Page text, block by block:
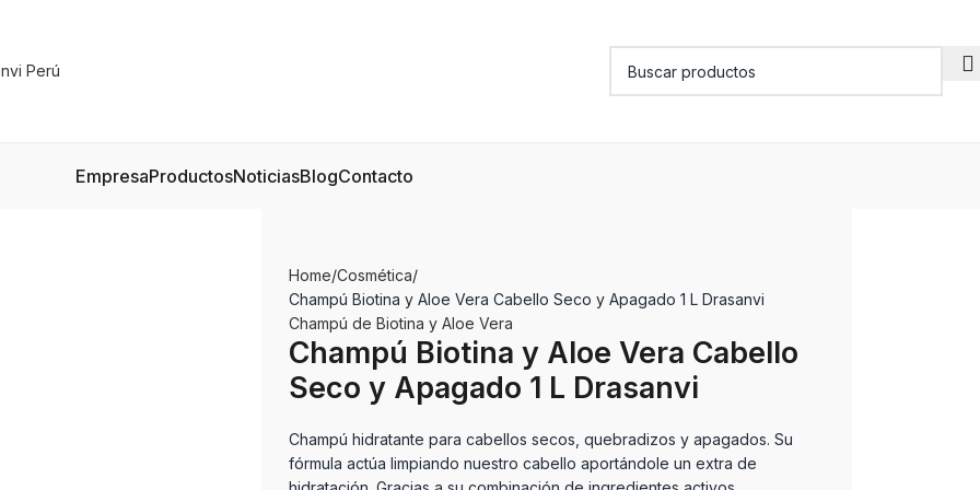
EmpresaProductosNoticiasBlogContacto
Home Cosmética
Champú Biotina y Aloe Vera Cabello Seco y Apagado 1 L Drasanvi
Champú de Biotina y Aloe Vera
Champú Biotina y Aloe Vera Cabello
Seco y Apagado 1 L Drasanvi
Champú hidratante para cabellos secos, quebradizos y apagados. Su
fórmula actúa limpiando nuestro cabello aportándole un extra de